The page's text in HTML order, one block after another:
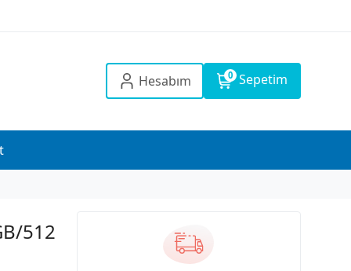
Hesabım 0 Sepetim
512